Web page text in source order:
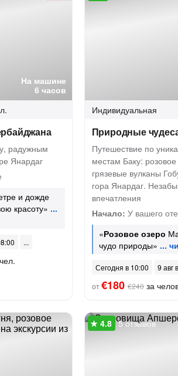
На машине
6 часов
радужным
Янардаг
и дожде
красоту»
Индивидуальная
Природные
Путешествие по
местам Баку:
грязевые вулканы
гора Янардаг.
впечатления
Начало: У вашего
«Розовое озеро
чудо природы»
Сегодня в 10:00
9 авг
от€180 €240за
5 отзывов